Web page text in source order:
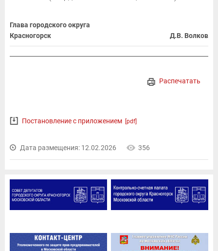
Глава городского округа
Красногорск
Д.В. Волков
Распечатать
Постановление с приложением [pdf]
Дата размещения: 12.02.2026 356